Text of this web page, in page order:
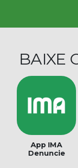
BAIXE
App IMA
Denuncie